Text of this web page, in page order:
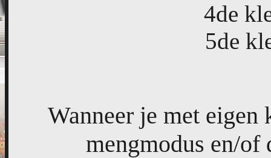
4de
5de
Wanneer je met eigen
mengmodus en/